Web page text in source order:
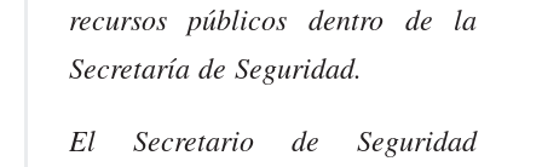
recursos públicos dentro de la
Secretaría de Seguridad.
El Secretario de Seguridad